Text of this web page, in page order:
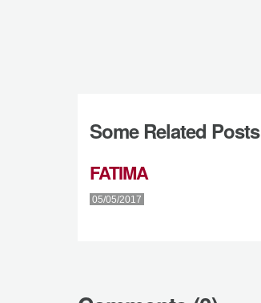
Some Related Posts
FATIMA
05/05/2017